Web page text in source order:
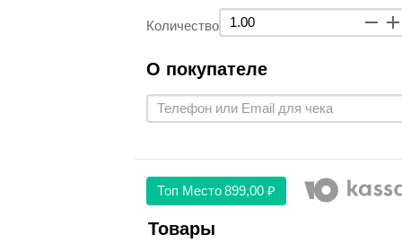
Количество
О покупателе
Топ Место 899,00 ₽
Товары